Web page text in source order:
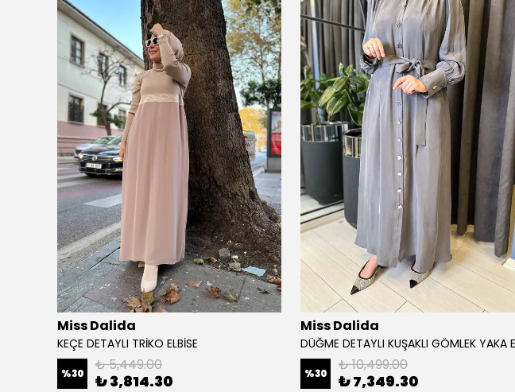
Miss Dalida
KEÇE DETAYLI TRİKO ELBİSE
%30 ₺ 5,449.00
₺ 3,814.30
Miss Dalida
%30 ₺ 10,499.00
₺ 7,349.30